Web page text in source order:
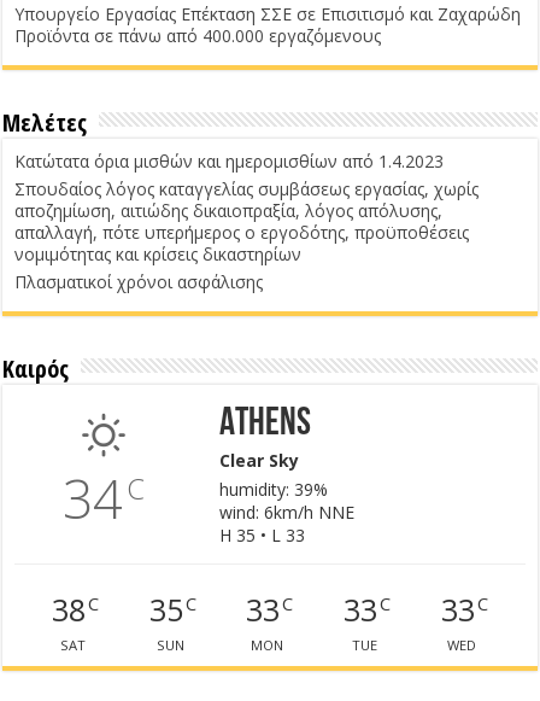
Υπουργείο Εργασίας Επέκταση ΣΣΕ σε Επισιτισμό και Ζαχαρώδη
Προϊόντα σε πάνω από 400.000 εργαζόμενους
Μελέτες
Κατώτατα όρια μισθών και ημερομισθίων από 1.4.2023
Σπουδαίος λόγος καταγγελίας συμβάσεως εργασίας, χωρίς
αποζημίωση, αιτιώδης δικαιοπραξία, λόγος απόλυσης,
απαλλαγή, πότε υπερήμερος ο εργοδότης, προϋποθέσεις
νομιμότητας και κρίσεις δικαστηρίων
Πλασματικοί χρόνοι ασφάλισης
Καιρός
34C
Athens
Clear Sky
humidity: 39%
wind: 6km/h NNE
H 35 • L 33
38C
SAT
35C
SUN
33C
MON
33C
TUE
33C
WED